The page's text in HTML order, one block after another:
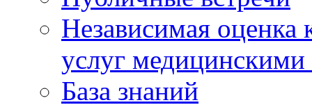
Независимая оценка
услуг
База знаний